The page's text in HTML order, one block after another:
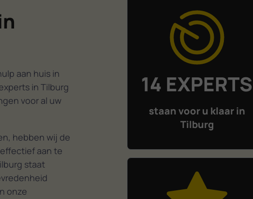
een andere dynamiek.
bleek gelegen in het
enige tijd geleden de
aangescherpt en door
van de accounts
en gmail
de gmail account
beveiliging
'twijfelgevallen'.
niet verstuurd
traag (drie uur).
'leading' te maken en
aan huis in
in Tilburg
voor al uw
hebben wij de
aan te
staat
onze
14 EXPERTS
staan voor u klaar in
Tilburg